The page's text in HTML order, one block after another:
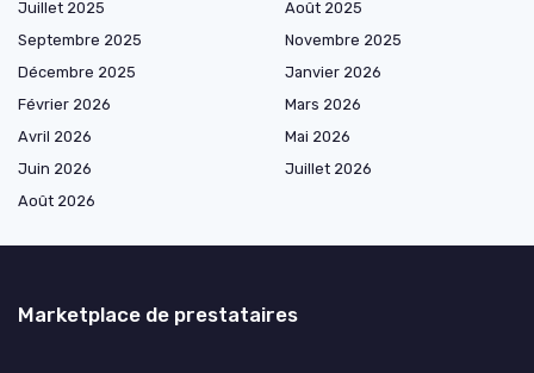
Juillet 2025
Août 2025
Septembre 2025
Novembre 2025
Décembre 2025
Janvier 2026
Février 2026
Mars 2026
Avril 2026
Mai 2026
Juin 2026
Juillet 2026
Août 2026
Marketplace de prestataires